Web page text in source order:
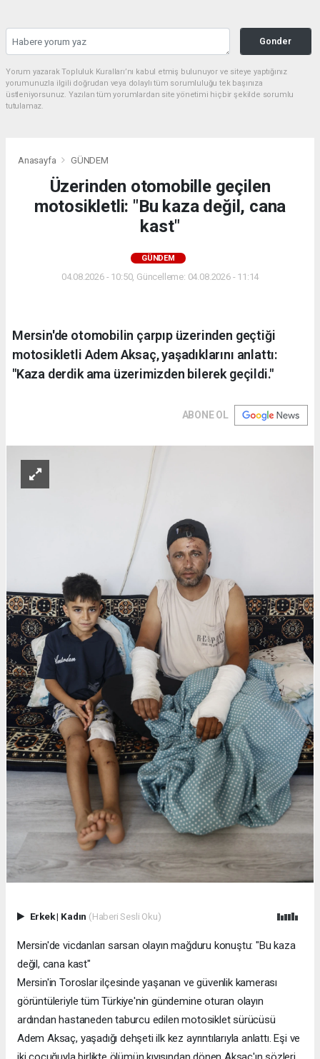
Gonder
Yorum yazarak Topluluk Kuralları’nı kabul etmiş bulunuyor ve siteye yaptığınız
yorumunuzla ilgili doğrudan veya dolaylı tüm sorumluluğu tek başınıza
üstleniyorsunuz. Yazılan tüm yorumlardan site yönetimi hiçbir şekilde sorumlu
tutulamaz.
Anasayfa GÜNDEM
Üzerinden otomobille geçilen
motosikletli: "Bu kaza değil, cana
kast"
GÜNDEM
04.08.2026 - 10:50, Güncelleme: 04.08.2026 - 11:14
Mersin'de otomobilin çarpıp üzerinden geçtiği
motosikletli Adem Aksaç, yaşadıklarını anlattı:
"Kaza derdik ama üzerimizden bilerek geçildi."
ABONE OL
Erkek| Kadın (Haberi Sesli Oku)
Mersin'de vicdanları sarsan olayın mağduru konuştu: "Bu kaza
değil, cana kast"
Mersin'in Toroslar ilçesinde yaşanan ve güvenlik kamerası
görüntüleriyle tüm Türkiye'nin gündemine oturan olayın
ardından hastaneden taburcu edilen motosiklet sürücüsü
Adem Aksaç, yaşadığı dehşeti ilk kez ayrıntılarıyla anlattı. Eşi ve